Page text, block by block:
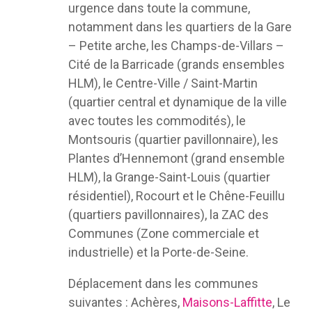
urgence dans toute la commune,
notamment dans les quartiers de la Gare
– Petite arche, les Champs-de-Villars –
Cité de la Barricade (grands ensembles
HLM), le Centre-Ville / Saint-Martin
(quartier central et dynamique de la ville
avec toutes les commodités), le
Montsouris (quartier pavillonnaire), les
Plantes d’Hennemont (grand ensemble
HLM), la Grange-Saint-Louis (quartier
résidentiel), Rocourt et le Chêne-Feuillu
(quartiers pavillonnaires), la ZAC des
Communes (Zone commerciale et
industrielle) et la Porte-de-Seine.
Déplacement dans les communes
suivantes : Achères, Maisons-Laffitte, Le